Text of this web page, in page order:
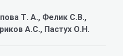
Т. А., Фелик С.В.,
А.С., Пастух О.Н.